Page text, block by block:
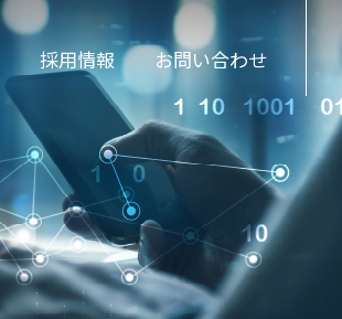
採用情報 お問い合わせ